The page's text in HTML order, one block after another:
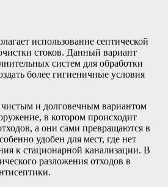
использование септической
стоков. Данный вариант
систем для обработки
более гигиеничные условия
чистым и долговечным вариантом
в котором происходит
а они сами превращаются в
удобен для мест, где нет
к стационарной канализации. В
разложения отходов в